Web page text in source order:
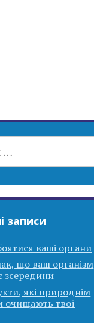
записи
ваші органи
що ваш організм
зсередини
які природнім
очищають твої